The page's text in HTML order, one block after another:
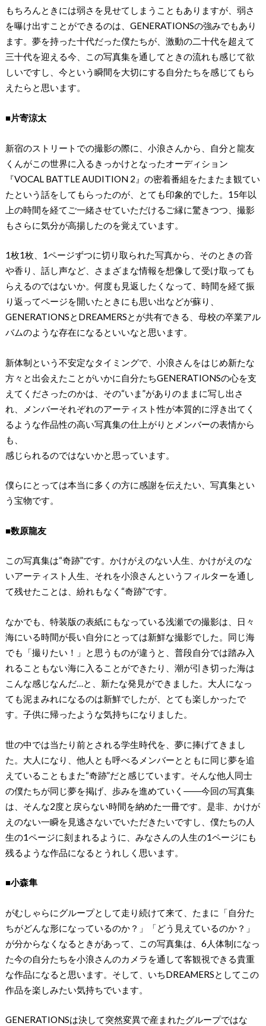
もちろんときには弱さを見せてしまうこともありますが、弱さ
を曝け出すことができるのは、GENERATIONSの強みでもあり
ます。夢を持った十代だった僕たちが、激動の二十代を超えて
三十代を迎える今、この写真集を通してときの流れも感じて欲
しいですし、今という瞬間を大切にする自分たちを感じてもら
えたらと思います。
■片寄涼太
新宿のストリートでの撮影の際に、小浪さんから、自分と龍友
くんがこの世界に入るきっかけとなったオーディション
『VOCAL BATTLE AUDITION 2』の密着番組をたまたま観てい
たという話をしてもらったのが、とても印象的でした。15年以
上の時間を経てご一緒させていただけるご縁に驚きつつ、撮影
もさらに気分が高揚したのを覚えています。
1枚1枚、1ページずつに切り取られた写真から、そのときの音
や香り、話し声など、さまざまな情報を想像して受け取っても
らえるのではないか。何度も見返したくなって、時間を経て振
り返ってページを開いたときにも思い出などが蘇り、
GENERATIONSとDREAMERSとが共有できる、母校の卒業アル
バムのような存在になるといいなと思います。
新体制という不安定なタイミングで、小浪さんをはじめ新たな
方々と出会えたことがいかに自分たちGENERATIONSの心を支
えてくださったのかは、その“いま”がありのままに写し出さ
れ、メンバーそれぞれのアーティスト性が本質的に浮き出てく
るような作品性の高い写真集の仕上がりとメンバーの表情から
も、
感じられるのではないかと思っています。
僕らにとっては本当に多くの方に感謝を伝えたい、写真集とい
う宝物です。
■数原龍友
この写真集は“奇跡”です。かけがえのない人生、かけがえのな
いアーティスト人生、それを小浪さんというフィルターを通し
て残せたことは、紛れもなく“奇跡”です。
なかでも、特装版の表紙にもなっている浅瀬での撮影は、日々
海にいる時間が長い自分にとっては新鮮な撮影でした。同じ海
でも「撮りたい！」と思うものが違うと、普段自分では踏み入
れることもない海に入ることができたり、潮が引き切った海は
こんな感じなんだ…と、新たな発見ができました。大人になっ
ても泥まみれになるのは新鮮でしたが、とても楽しかったで
す。子供に帰ったような気持ちになりました。
世の中では当たり前とされる学生時代を、夢に捧げてきまし
た。大人になり、他人とも呼べるメンバーとともに同じ夢を追
えていることもまた“奇跡”だと感じています。そんな他人同士
の僕たちが同じ夢を掲げ、歩みを進めていく――今回の写真集
は、そんな2度と戻らない時間を納めた一冊です。是非、かけが
えのない一瞬を見逃さないでいただきたいですし、僕たちの人
生の1ページに刻まれるように、みなさんの人生の1ページにも
残るような作品になるとうれしく思います。
■小森隼
がむしゃらにグループとして走り続けて来て、たまに「自分た
ちがどんな形になっているのか？」「どう見えているのか？」
が分からなくなるときがあって、この写真集は、6人体制になっ
た今の自分たちを小浪さんのカメラを通して客観視できる貴重
な作品になると思います。そして、いちDREAMERSとしてこの
作品を楽しみたい気持ちでいます。
GENERATIONSは決して突然変異で産まれたグループではな